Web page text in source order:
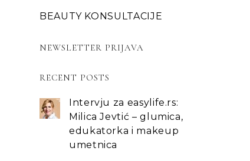
BEAUTY KONSULTACIJE
NEWSLETTER PRIJAVA
RECENT POSTS
Intervju za easylife.rs:
Milica Jevtić – glumica,
edukatorka i makeup
umetnica